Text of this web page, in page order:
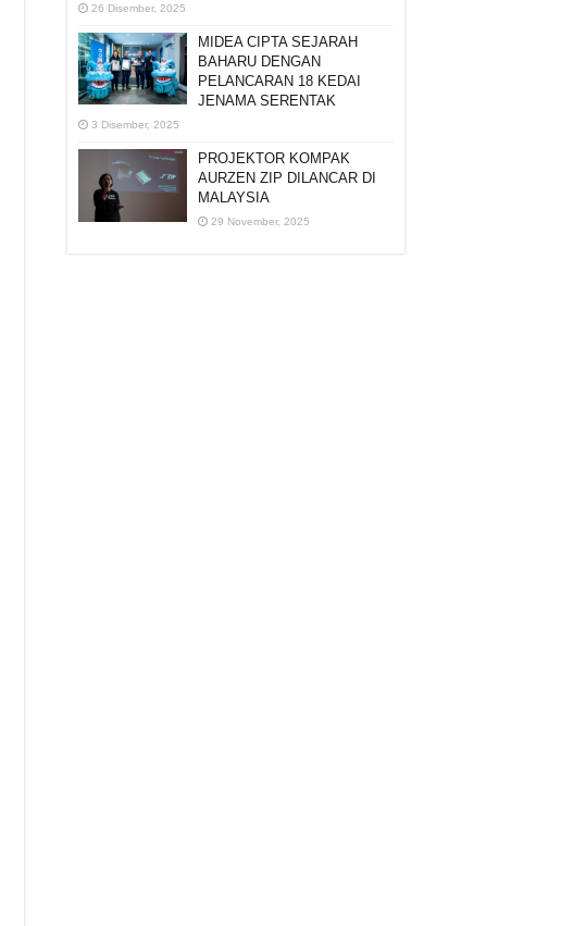
26 Disember, 2025
MIDEA CIPTA SEJARAH
BAHARU DENGAN
PELANCARAN 18 KEDAI
JENAMA SERENTAK
3 Disember, 2025
PROJEKTOR KOMPAK
AURZEN ZIP DILANCAR DI
MALAYSIA
29 November, 2025